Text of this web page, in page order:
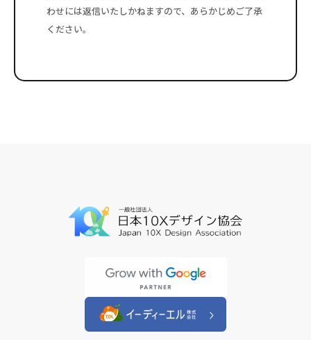
わせには返信いたしかねますので、あらかじめご了承
ください。